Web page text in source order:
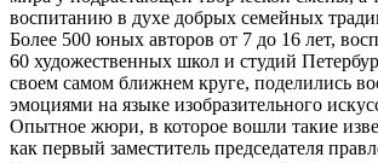
воспитанию в духе добрых семейных
Более 500 юных авторов от 7 до 16 лет,
60 художественных школ и студий
своем самом ближнем круге, поделились
эмоциями на языке изобразительного
Опытное жюри, в которое вошли такие
как первый заместитель председателя